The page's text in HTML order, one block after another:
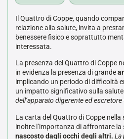
Il Quattro di Coppe, quando
relazione alla salute, invita a
benessere fisico e soprattutto
interessata.
La presenza del Quattro di Coppe
in evidenza la presenza di grande
implicando un periodo di difficoltà
un impatto significativo sulla salute
dell’apparato digerente ed escretore
La carta del Quattro di Coppe
inoltre l’importanza di affrontare la
nascosto dagli occhi degli altri. La